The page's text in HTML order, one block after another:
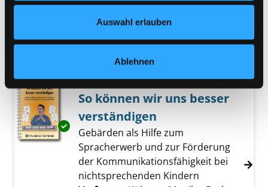
Auswahl erlauben
Ablehnen
Verfasser:Mahrol, Ulrike
Tinka;Münchberger, UteSuche nach
2010
Exemplar-Details von So können wir uns
Mediengruppe:Sachbuch
So können wir uns besser
verständigen
Gebärden als Hilfe zum
Spracherwerb und zur Förderung
der Kommunikationsfähigkeit bei
nichtsprechenden Kindern